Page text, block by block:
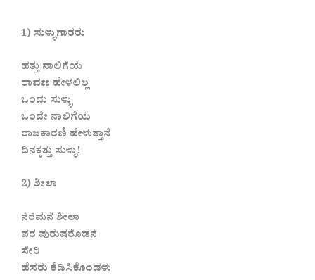
1) ಸುಳ್ಳುಗಾರರು
ಹತ್ತು ನಾಲಿಗೆಯ
ರಾವಣ ಹೇಳಲಿಲ್ಲ
ಒಂದು ಸುಳ್ಳು
ಒಂದೇ ನಾಲಿಗೆಯ
ರಾಜಕಾರಣಿ ಹೇಳುತ್ತಾನೆ
ದಿನಕ್ಕತ್ತು ಸುಳ್ಳು!
2) ಶೀಲಾ
ನೆರೆಮನೆ ಶೀಲಾ
ಪರ ಪುರುಷರೊಡನೆ
ಸೇರಿ
ಹೆಸರು ಕೆಡಿಸಿಕೊಂಡಳು